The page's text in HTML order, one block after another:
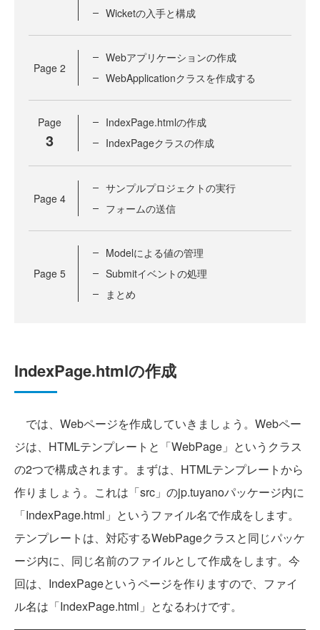
Wicketの入手と構成
Page 2
Webアプリケーションの作成
WebApplicationクラスを作成する
Page
3
IndexPage.htmlの作成
IndexPageクラスの作成
Page 4
サンプルプロジェクトの実行
フォームの送信
Page 5
Modelによる値の管理
Submitイベントの処理
まとめ
IndexPage.htmlの作成
では、Webページを作成していきましょう。Webペー
ジは、HTMLテンプレートと「WebPage」というクラス
の2つで構成されます。まずは、HTMLテンプレートから
作りましょう。これは「src」のjp.tuyanoパッケージ内に
「IndexPage.html」というファイル名で作成をします。
テンプレートは、対応するWebPageクラスと同じパッケ
ージ内に、同じ名前のファイルとして作成をします。今
回は、IndexPageというページを作りますので、ファイ
ル名は「IndexPage.html」となるわけです。